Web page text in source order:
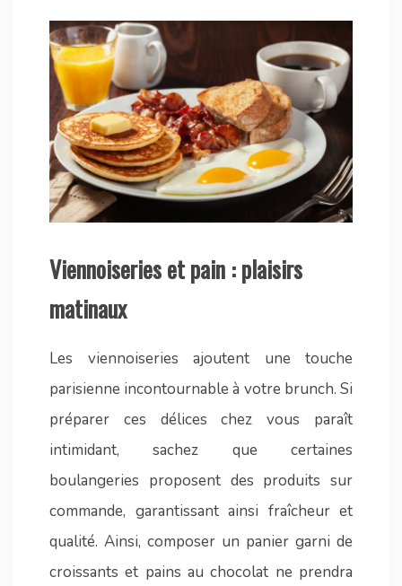
Viennoiseries et pain : plaisirs
matinaux
Les viennoiseries ajoutent une touche
parisienne incontournable à votre brunch. Si
préparer ces délices chez vous paraît
intimidant, sachez que certaines
boulangeries proposent des produits sur
commande, garantissant ainsi fraîcheur et
qualité. Ainsi, composer un panier garni de
croissants et pains au chocolat ne prendra